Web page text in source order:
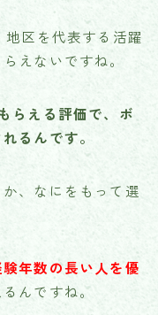
区を代表する活躍
えないですね。
らえる評価で、ボ
るんです。
、なにをもって選
年数の長い人を優
んですね。